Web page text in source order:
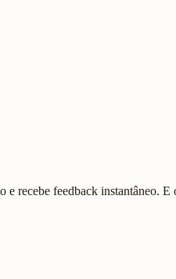
e recebe feedback instantâneo.